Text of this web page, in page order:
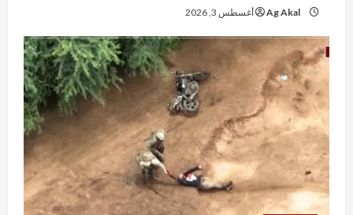
Ag Akal أغسطس 3, 2026